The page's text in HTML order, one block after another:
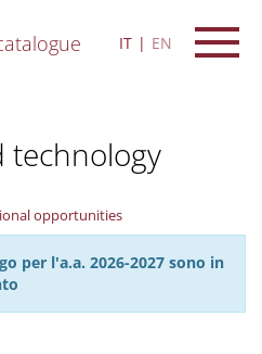
IT EN
technology
opportunities
per l'a.a. 2026-2027 sono in